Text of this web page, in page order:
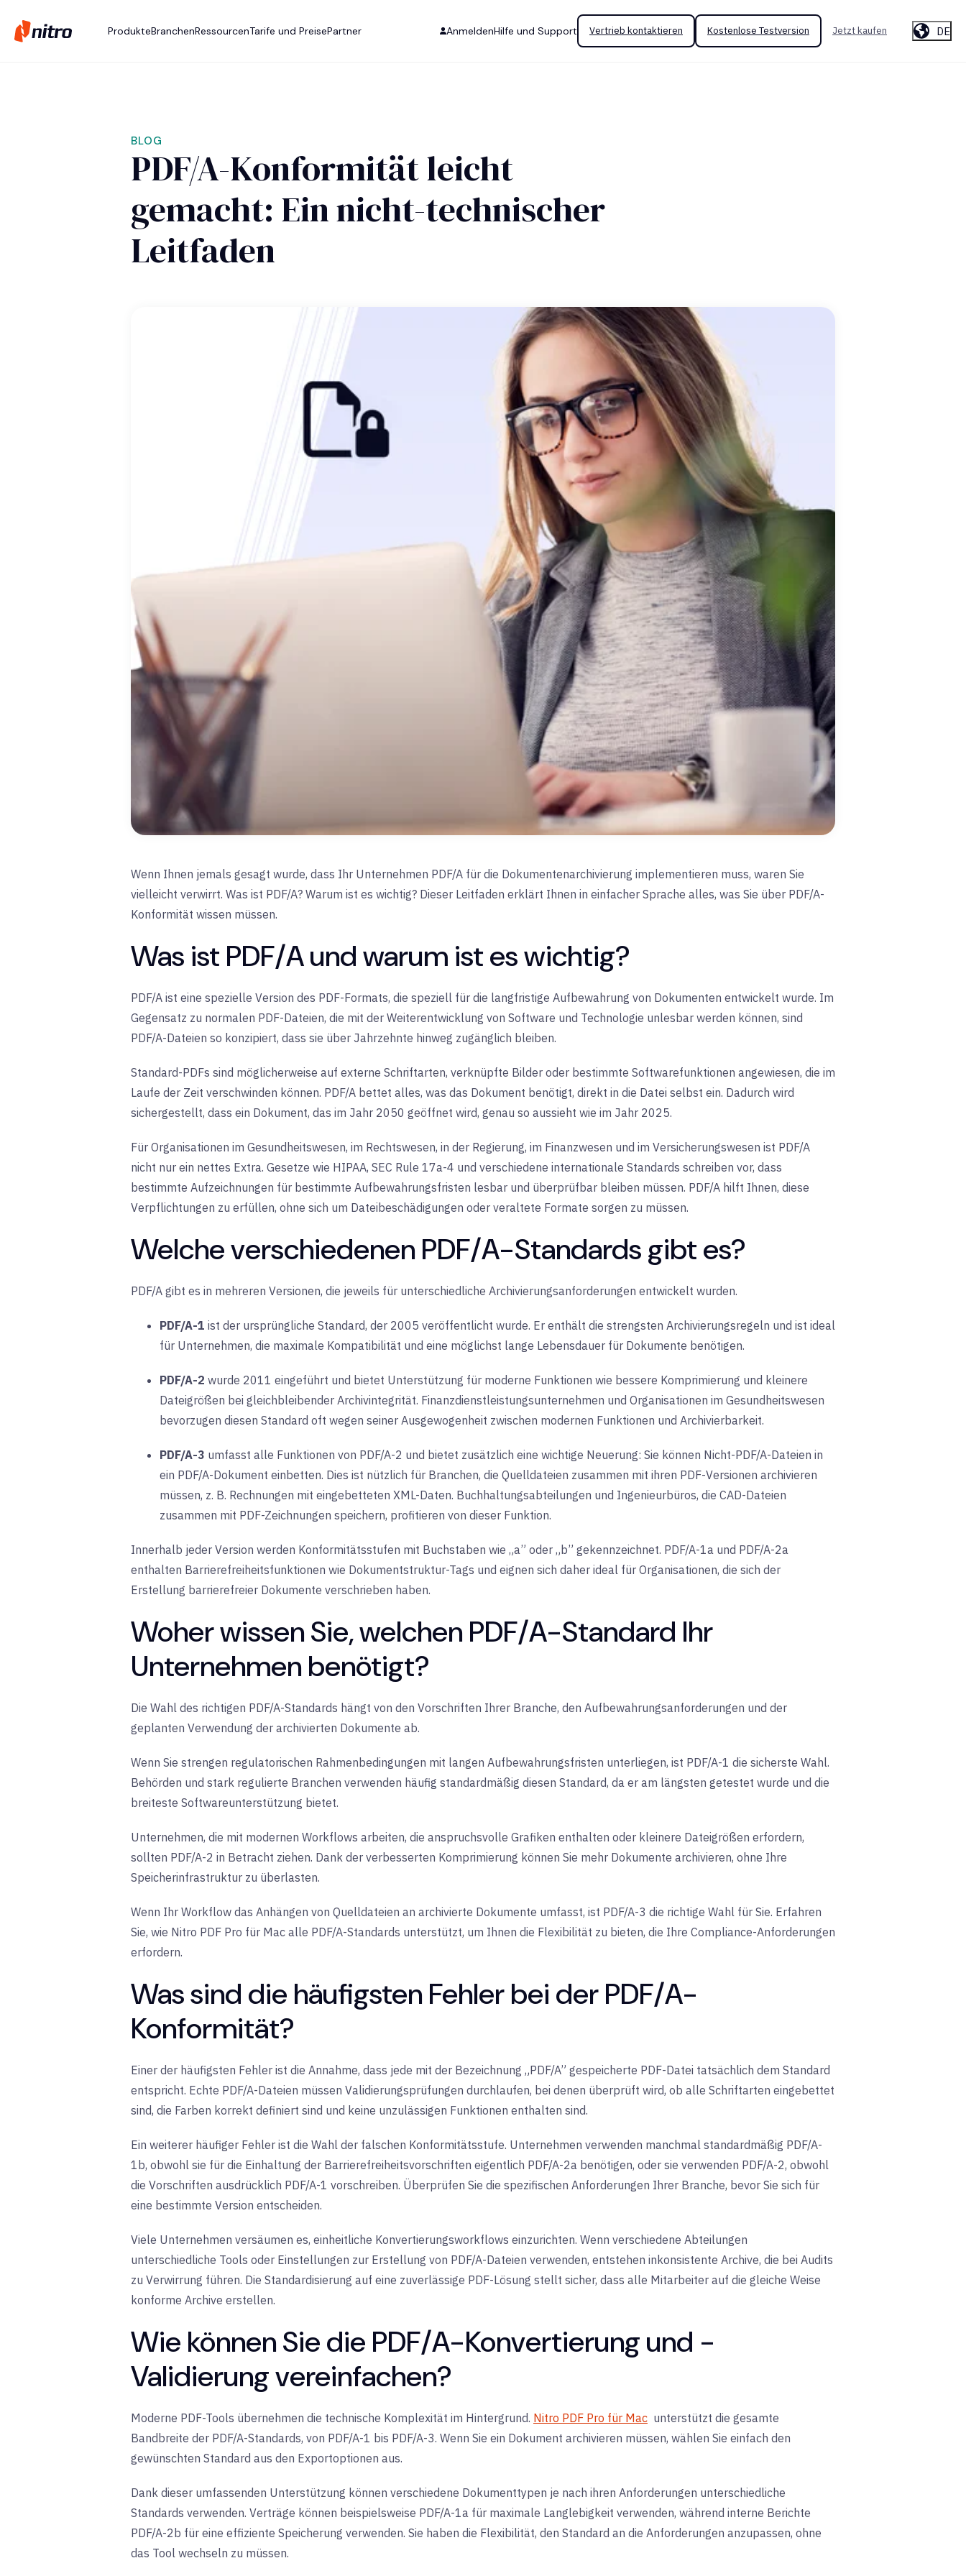
ProdukteBranchenRessourcenTarife und PreisePartner AnmeldenHilfe und Support Vertrieb kontaktieren Kostenlose Testversion Jetzt kaufen DE
BLOG
PDF/A-Konformität leicht
gemacht: Ein nicht-technischer
Leitfaden
Wenn Ihnen jemals gesagt wurde, dass Ihr Unternehmen PDF/A für die Dokumentenarchivierung implementieren muss, waren Sie
vielleicht verwirrt. Was ist PDF/A? Warum ist es wichtig? Dieser Leitfaden erklärt Ihnen in einfacher Sprache alles, was Sie über PDF/A-
Konformität wissen müssen.
Was ist PDF/A und warum ist es wichtig?
PDF/A ist eine spezielle Version des PDF-Formats, die speziell für die langfristige Aufbewahrung von Dokumenten entwickelt wurde. Im
Gegensatz zu normalen PDF-Dateien, die mit der Weiterentwicklung von Software und Technologie unlesbar werden können, sind
PDF/A-Dateien so konzipiert, dass sie über Jahrzehnte hinweg zugänglich bleiben.
Standard-PDFs sind möglicherweise auf externe Schriftarten, verknüpfte Bilder oder bestimmte Softwarefunktionen angewiesen, die im
Laufe der Zeit verschwinden können. PDF/A bettet alles, was das Dokument benötigt, direkt in die Datei selbst ein. Dadurch wird
sichergestellt, dass ein Dokument, das im Jahr 2050 geöffnet wird, genau so aussieht wie im Jahr 2025.
Für Organisationen im Gesundheitswesen, im Rechtswesen, in der Regierung, im Finanzwesen und im Versicherungswesen ist PDF/A
nicht nur ein nettes Extra. Gesetze wie HIPAA, SEC Rule 17a-4 und verschiedene internationale Standards schreiben vor, dass
bestimmte Aufzeichnungen für bestimmte Aufbewahrungsfristen lesbar und überprüfbar bleiben müssen. PDF/A hilft Ihnen, diese
Verpflichtungen zu erfüllen, ohne sich um Dateibeschädigungen oder veraltete Formate sorgen zu müssen.
Welche verschiedenen PDF/A-Standards gibt es?
PDF/A gibt es in mehreren Versionen, die jeweils für unterschiedliche Archivierungsanforderungen entwickelt wurden.
PDF/A-1 ist der ursprüngliche Standard, der 2005 veröffentlicht wurde. Er enthält die strengsten Archivierungsregeln und ist ideal
für Unternehmen, die maximale Kompatibilität und eine möglichst lange Lebensdauer für Dokumente benötigen.
PDF/A-2 wurde 2011 eingeführt und bietet Unterstützung für moderne Funktionen wie bessere Komprimierung und kleinere
Dateigrößen bei gleichbleibender Archivintegrität. Finanzdienstleistungsunternehmen und Organisationen im Gesundheitswesen
bevorzugen diesen Standard oft wegen seiner Ausgewogenheit zwischen modernen Funktionen und Archivierbarkeit.
PDF/A-3 umfasst alle Funktionen von PDF/A-2 und bietet zusätzlich eine wichtige Neuerung: Sie können Nicht-PDF/A-Dateien in
ein PDF/A-Dokument einbetten. Dies ist nützlich für Branchen, die Quelldateien zusammen mit ihren PDF-Versionen archivieren
müssen, z. B. Rechnungen mit eingebetteten XML-Daten. Buchhaltungsabteilungen und Ingenieurbüros, die CAD-Dateien
zusammen mit PDF-Zeichnungen speichern, profitieren von dieser Funktion.
Innerhalb jeder Version werden Konformitätsstufen mit Buchstaben wie „a” oder „b” gekennzeichnet. PDF/A-1a und PDF/A-2a
enthalten Barrierefreiheitsfunktionen wie Dokumentstruktur-Tags und eignen sich daher ideal für Organisationen, die sich der
Erstellung barrierefreier Dokumente verschrieben haben.
Woher wissen Sie, welchen PDF/A-Standard Ihr
Unternehmen benötigt?
Die Wahl des richtigen PDF/A-Standards hängt von den Vorschriften Ihrer Branche, den Aufbewahrungsanforderungen und der
geplanten Verwendung der archivierten Dokumente ab.
Wenn Sie strengen regulatorischen Rahmenbedingungen mit langen Aufbewahrungsfristen unterliegen, ist PDF/A-1 die sicherste Wahl.
Behörden und stark regulierte Branchen verwenden häufig standardmäßig diesen Standard, da er am längsten getestet wurde und die
breiteste Softwareunterstützung bietet.
Unternehmen, die mit modernen Workflows arbeiten, die anspruchsvolle Grafiken enthalten oder kleinere Dateigrößen erfordern,
sollten PDF/A-2 in Betracht ziehen. Dank der verbesserten Komprimierung können Sie mehr Dokumente archivieren, ohne Ihre
Speicherinfrastruktur zu überlasten.
Wenn Ihr Workflow das Anhängen von Quelldateien an archivierte Dokumente umfasst, ist PDF/A-3 die richtige Wahl für Sie. Erfahren
Sie, wie Nitro PDF Pro für Mac alle PDF/A-Standards unterstützt, um Ihnen die Flexibilität zu bieten, die Ihre Compliance-Anforderungen
erfordern.
Was sind die häufigsten Fehler bei der PDF/A-
Konformität?
Einer der häufigsten Fehler ist die Annahme, dass jede mit der Bezeichnung „PDF/A” gespeicherte PDF-Datei tatsächlich dem Standard
entspricht. Echte PDF/A-Dateien müssen Validierungsprüfungen durchlaufen, bei denen überprüft wird, ob alle Schriftarten eingebettet
sind, die Farben korrekt definiert sind und keine unzulässigen Funktionen enthalten sind.
Ein weiterer häufiger Fehler ist die Wahl der falschen Konformitätsstufe. Unternehmen verwenden manchmal standardmäßig PDF/A-
1b, obwohl sie für die Einhaltung der Barrierefreiheitsvorschriften eigentlich PDF/A-2a benötigen, oder sie verwenden PDF/A-2, obwohl
die Vorschriften ausdrücklich PDF/A-1 vorschreiben. Überprüfen Sie die spezifischen Anforderungen Ihrer Branche, bevor Sie sich für
eine bestimmte Version entscheiden.
Viele Unternehmen versäumen es, einheitliche Konvertierungsworkflows einzurichten. Wenn verschiedene Abteilungen
unterschiedliche Tools oder Einstellungen zur Erstellung von PDF/A-Dateien verwenden, entstehen inkonsistente Archive, die bei Audits
zu Verwirrung führen. Die Standardisierung auf eine zuverlässige PDF-Lösung stellt sicher, dass alle Mitarbeiter auf die gleiche Weise
konforme Archive erstellen.
Wie können Sie die PDF/A-Konvertierung und -
Validierung vereinfachen?
Moderne PDF-Tools übernehmen die technische Komplexität im Hintergrund. Nitro PDF Pro für Mac unterstützt die gesamte
Bandbreite der PDF/A-Standards, von PDF/A-1 bis PDF/A-3. Wenn Sie ein Dokument archivieren müssen, wählen Sie einfach den
gewünschten Standard aus den Exportoptionen aus.
Dank dieser umfassenden Unterstützung können verschiedene Dokumenttypen je nach ihren Anforderungen unterschiedliche
Standards verwenden. Verträge können beispielsweise PDF/A-1a für maximale Langlebigkeit verwenden, während interne Berichte
PDF/A-2b für eine effiziente Speicherung verwenden. Sie haben die Flexibilität, den Standard an die Anforderungen anzupassen, ohne
das Tool wechseln zu müssen.